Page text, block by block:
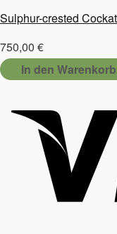
Sulphur-crested
750,00 €
In den Warenkorb